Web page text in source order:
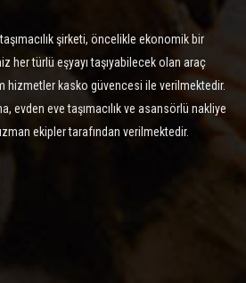
şirketi, öncelikle ekonomik bir
her türlü eşyayı taşıyabilecek olan araç
hizmetler kasko güvencesi ile verilmektedir.
evden eve taşımacılık ve asansörlü nakliye
ekipler tarafından verilmektedir.